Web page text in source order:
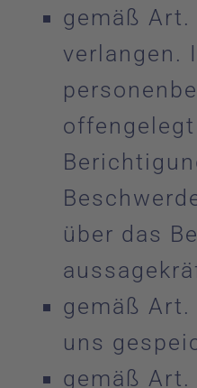
gemäß Art.
verlangen.
über das
gemäß
uns
gemäß Art.